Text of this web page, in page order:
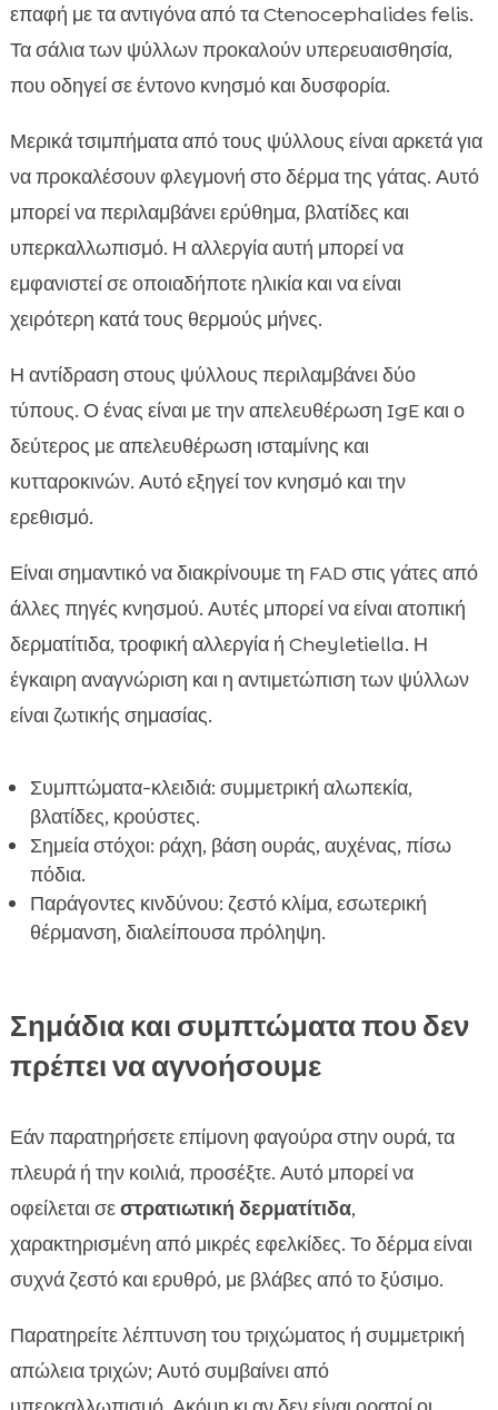
επαφή με τα αντιγόνα από τα Ctenocephalides felis.
Τα σάλια των ψύλλων προκαλούν υπερευαισθησία,
που οδηγεί σε έντονο κνησμό και δυσφορία.
Μερικά τσιμπήματα από τους ψύλλους είναι αρκετά για
να προκαλέσουν φλεγμονή στο δέρμα της γάτας. Αυτό
μπορεί να περιλαμβάνει ερύθημα, βλατίδες και
υπερκαλλωπισμό. Η αλλεργία αυτή μπορεί να
εμφανιστεί σε οποιαδήποτε ηλικία και να είναι
χειρότερη κατά τους θερμούς μήνες.
Η αντίδραση στους ψύλλους περιλαμβάνει δύο
τύπους. Ο ένας είναι με την απελευθέρωση IgE και ο
δεύτερος με απελευθέρωση ισταμίνης και
κυτταροκινών. Αυτό εξηγεί τον κνησμό και την
ερεθισμό.
Είναι σημαντικό να διακρίνουμε τη FAD στις γάτες από
άλλες πηγές κνησμού. Αυτές μπορεί να είναι ατοπική
δερματίτιδα, τροφική αλλεργία ή Cheyletiella. Η
έγκαιρη αναγνώριση και η αντιμετώπιση των ψύλλων
είναι ζωτικής σημασίας.
Συμπτώματα-κλειδιά: συμμετρική αλωπεκία,
βλατίδες, κρούστες.
Σημεία στόχοι: ράχη, βάση ουράς, αυχένας, πίσω
πόδια.
Παράγοντες κινδύνου: ζεστό κλίμα, εσωτερική
θέρμανση, διαλείπουσα πρόληψη.
Σημάδια και συμπτώματα που δεν
πρέπει να αγνοήσουμε
Εάν παρατηρήσετε επίμονη φαγούρα στην ουρά, τα
πλευρά ή την κοιλιά, προσέξτε. Αυτό μπορεί να
οφείλεται σεστρατιωτική δερματίτιδα,
χαρακτηρισμένη από μικρές εφελκίδες. Το δέρμα είναι
συχνά ζεστό και ερυθρό, με βλάβες από το ξύσιμο.
Παρατηρείτε λέπτυνση του τριχώματος ή συμμετρική
απώλεια τριχών; Αυτό συμβαίνει από